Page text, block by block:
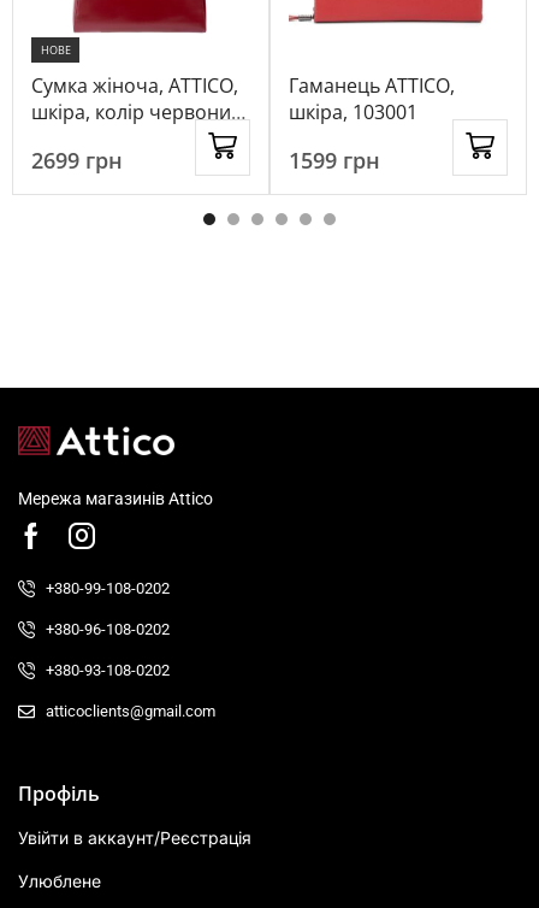
НОВЕ
Сумка жіноча, ATTICO,
шкіра, колір червоний,
2699 грн
Гаманець ATTICO,
шкіра, 103001
1599 грн
Мережа магазинів Attico
+380-99-108-0202
+380-96-108-0202
+380-93-108-0202
atticoclients@gmail.com
Профіль
Увійти в аккаунт/Реєстрація
Улюблене